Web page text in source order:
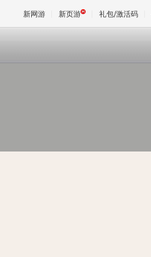
新网游 新页游 礼包/激活码